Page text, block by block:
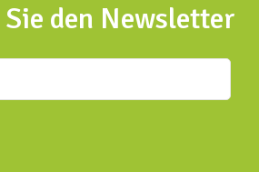
den Newsletter